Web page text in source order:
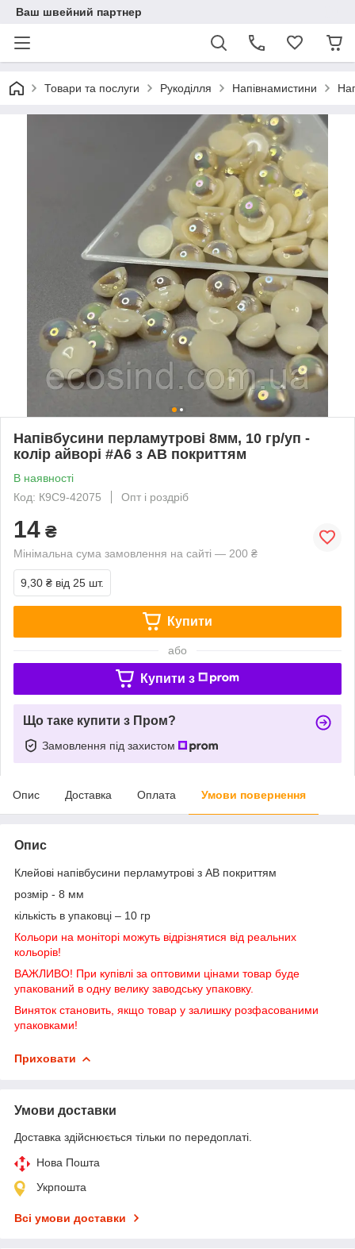
Ваш швейний партнер
Товари та послуги Рукоділля Напівнамистини
Напівбусини перламутрові 8мм, 10 гр/уп -
колір айворі #А6 з АВ покриттям
В наявності
Код: К9С9-42075
Опт і роздріб
14 ₴
Мінімальна сума замовлення на сайті — 200 ₴
9,30 ₴ від 25 шт.
Купити
або
Купити з
Що таке купити з Пром?
Замовлення під захистом
Опис Доставка Оплата Умови повернення
Опис
Клейові напівбусини перламутрові з АВ покриттям
розмір - 8 мм
кількість в упаковці – 10 гр
Кольори на моніторі можуть відрізнятися від реальних
кольорів!
ВАЖЛИВО! При купівлі за оптовими цінами товар буде
упакований в одну велику заводську упаковку.
Виняток становить, якщо товар у залишку розфасованими
упаковками!
Приховати
Умови доставки
Доставка здійснюється тільки по передоплаті.
Нова Пошта
Укрпошта
Всі умови доставки